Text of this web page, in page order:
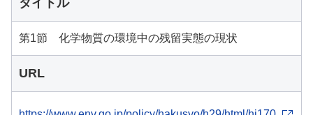
タイトル
第1節 化学物質の環境中の残留実態の現状
URL